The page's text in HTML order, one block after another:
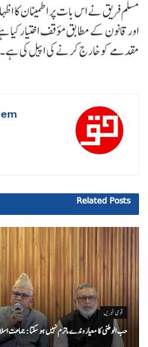
مسلم فریق نے اس بات پر اطمینان کا
اور قانون کے مطابق مؤقف اختیار
مقدمے کو خارج کرنے کی اپیل کی ہے۔
Related Posts
قومی خبریں
حب الوطنی کا معیار وندے ماترم نہیں ہو سکتا : جماعت